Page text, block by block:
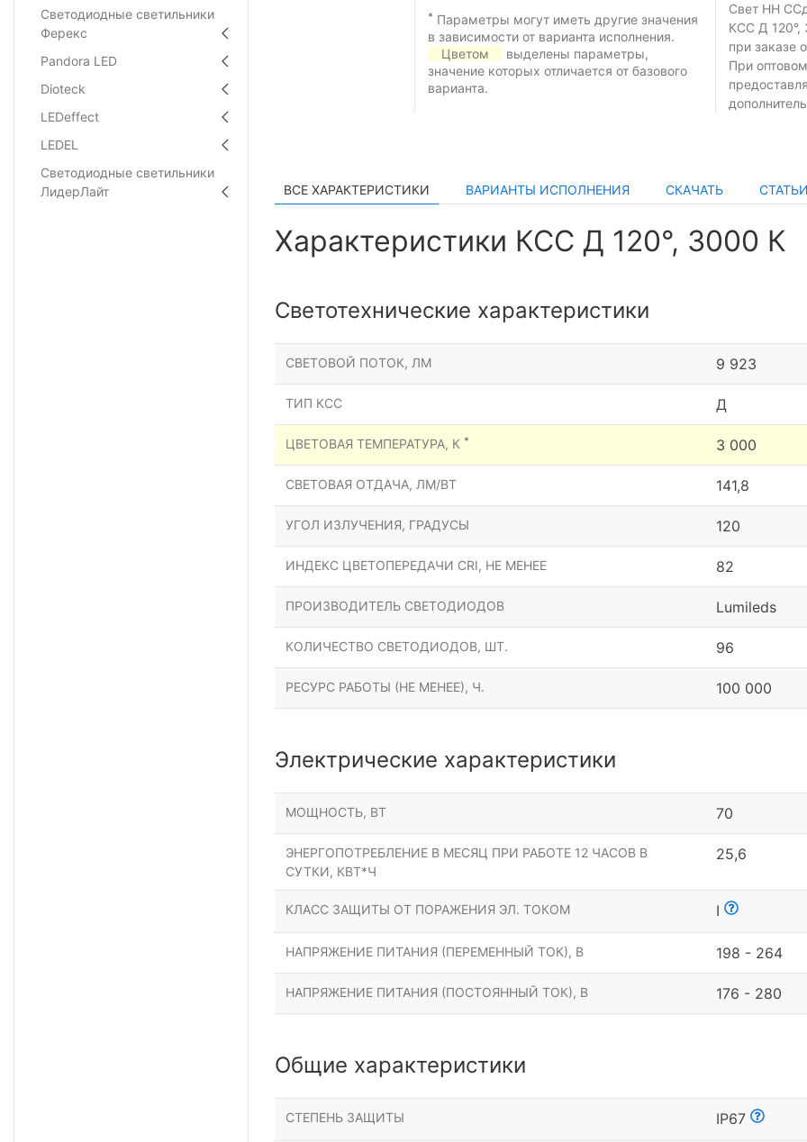
Светодиодные светильники
Ферекс
Pandora LED
Dioteck
LEDeffect
LEDEL
Светодиодные светильники
ЛидерЛайт
* Параметры могут иметь другие значения
в зависимости от варианта исполнения.
Цветом
выделены параметры,
значение которых отличается от базового
варианта.
Свет НН
КСС Д 120°,
при заказе
При
ВСЕ ХАРАКТЕРИСТИКИ ВАРИАНТЫ ИСПОЛНЕНИЯ СКАЧАТЬ
Характеристики КСС Д 120°, 3000 К
Светотехнические характеристики
СВЕТОВОЙ ПОТОК, ЛМ 9 923
ТИП КСС Д
ЦВЕТОВАЯ ТЕМПЕРАТУРА, К * 3 000
СВЕТОВАЯ ОТДАЧА, ЛМ/ВТ 141,8
УГОЛ ИЗЛУЧЕНИЯ, ГРАДУСЫ 120
ИНДЕКС ЦВЕТОПЕРЕДАЧИ CRI, НЕ МЕНЕЕ 82
ПРОИЗВОДИТЕЛЬ СВЕТОДИОДОВ Lumileds
КОЛИЧЕСТВО СВЕТОДИОДОВ, ШТ. 96
РЕСУРС РАБОТЫ (НЕ МЕНЕЕ), Ч. 100 000
Электрические характеристики
МОЩНОСТЬ, ВТ 70
ЭНЕРГОПОТРЕБЛЕНИЕ В МЕСЯЦ ПРИ РАБОТЕ 12 ЧАСОВ В
СУТКИ, КВТ*Ч
25,6
КЛАСС ЗАЩИТЫ ОТ ПОРАЖЕНИЯ ЭЛ. ТОКОМ I
НАПРЯЖЕНИЕ ПИТАНИЯ (ПЕРЕМЕННЫЙ ТОК), В 198 - 264
НАПРЯЖЕНИЕ ПИТАНИЯ (ПОСТОЯННЫЙ ТОК), В 176 - 280
Общие характеристики
СТЕПЕНЬ ЗАЩИТЫ IP67